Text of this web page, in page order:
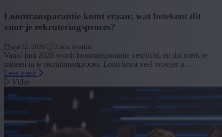
Loontransparantie komt eraan: wat betekent dit
voor je rekruteringsproces?
apr 02, 2026 2 min leestijd
Vanaf juni 2026 wordt loontransparantie verplicht, en dat merk je
meteen in je recruitmentproces. Loon komt veel vroeger o...
Lees meer
Video